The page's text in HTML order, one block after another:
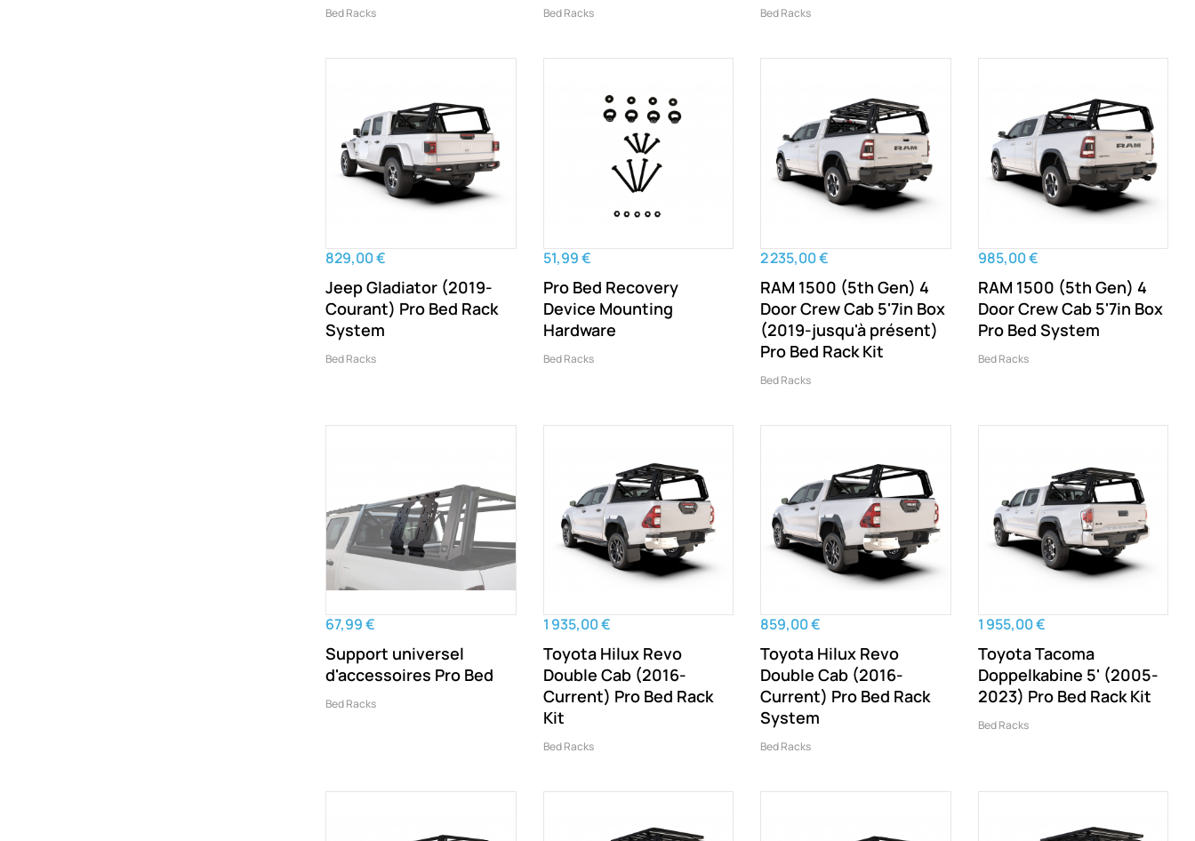
Bed Racks Bed Racks Bed Racks
829,00 €
Jeep Gladiator (2019-
Courant) Pro Bed Rack
System
Bed Racks
51,99 €
Pro Bed Recovery
Device Mounting
Hardware
Bed Racks
2 235,00 €
RAM 1500 (5th Gen) 4
Door Crew Cab 5'7in Box
(2019-jusqu'à présent)
Pro Bed Rack Kit
Bed Racks
985,00 €
RAM 1500 (5th Gen) 4
Door Crew Cab 5'7in Box
Pro Bed System
Bed Racks
67,99 €
Support universel
d'accessoires Pro Bed
Bed Racks
1 935,00 €
Toyota Hilux Revo
Double Cab (2016-
Current) Pro Bed Rack
Kit
Bed Racks
859,00 €
Toyota Hilux Revo
Double Cab (2016-
Current) Pro Bed Rack
System
Bed Racks
1 955,00 €
Toyota Tacoma
Doppelkabine 5' (2005-
2023) Pro Bed Rack Kit
Bed Racks